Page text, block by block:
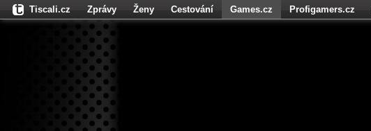
Tiscali.cz Zprávy Ženy Cestování Games.cz Profigamers.cz
Fights.cz